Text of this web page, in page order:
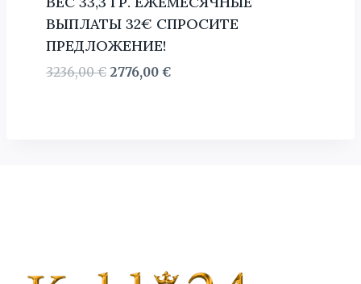
ВЫПЛАТЫ 32€ СПРОСИТЕ
ПРЕДЛОЖЕНИЕ!
3236,00€ Первоначальная
2776,00 €Текущая